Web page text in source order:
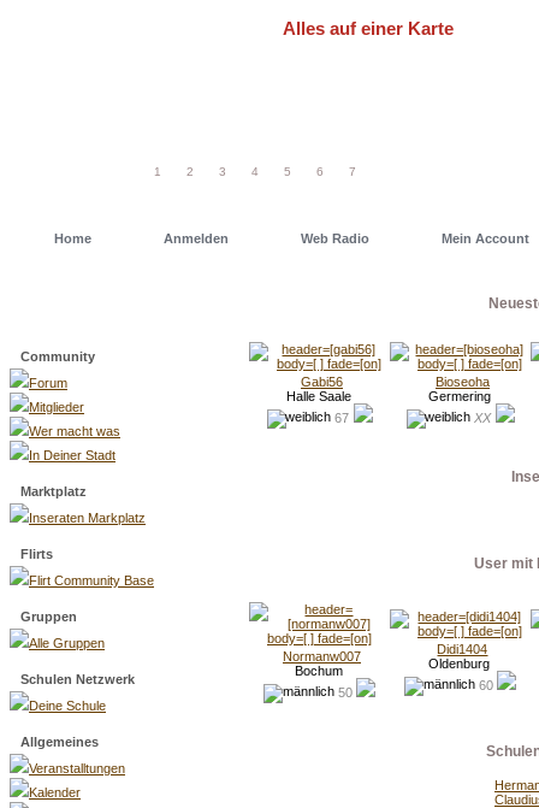
Alles auf einer Karte
1 2 3 4 5 6 7
Home Anmelden Web Radio Mein Account
Community
Forum
Mitglieder
Wer macht was
In Deiner Stadt
Marktplatz
Inseraten Markplatz
Flirts
Flirt Community Base
Gruppen
Alle Gruppen
Schulen Netzwerk
Deine Schule
Allgemeines
Veranstalltungen
Kalender
Gabi56
Halle Saale
67
Bioseoha
Germering
XX
User mit
Normanw007
Bochum
50
Didi1404
Oldenburg
60